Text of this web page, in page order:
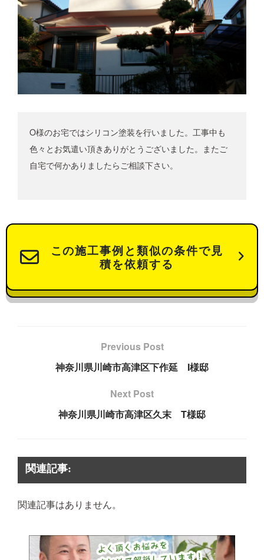
O様のお宅ではシリコン塗装を行いました。工事中も
色々とお気遣い頂きありがとうございました。またご
自宅で何かありましたらご相談下さい。
この施工事例と類似の条件で見
積を依頼する
Previous Post
神奈川県川崎市高津区下作延 I様邸
Next Post
神奈川県川崎市高津区久末 T様邸
関連記事:
関連記事はありません。